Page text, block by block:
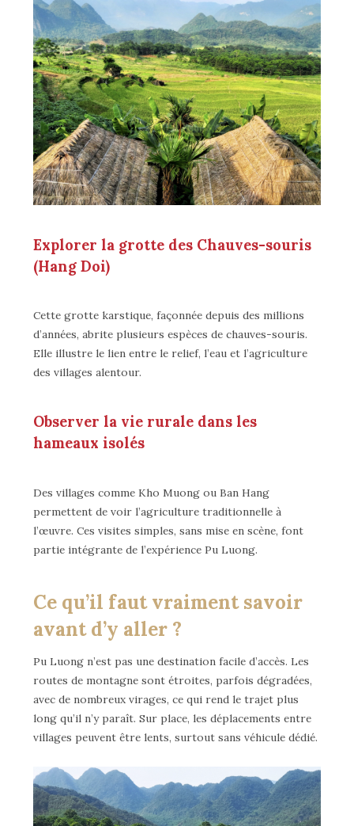
Explorer la grotte des Chauves-souris
(Hang Doi)
Cette grotte karstique, façonnée depuis des millions
d’années, abrite plusieurs espèces de chauves-souris.
Elle illustre le lien entre le relief, l’eau et l’agriculture
des villages alentour.
Observer la vie rurale dans les
hameaux isolés
Des villages comme Kho Muong ou Ban Hang
permettent de voir l’agriculture traditionnelle à
l’œuvre. Ces visites simples, sans mise en scène, font
partie intégrante de l’expérience Pu Luong.
Ce qu’il faut vraiment savoir
avant d’y aller ?
Pu Luong n’est pas une destination facile d’accès. Les
routes de montagne sont étroites, parfois dégradées,
avec de nombreux virages, ce qui rend le trajet plus
long qu’il n’y paraît. Sur place, les déplacements entre
villages peuvent être lents, surtout sans véhicule dédié.